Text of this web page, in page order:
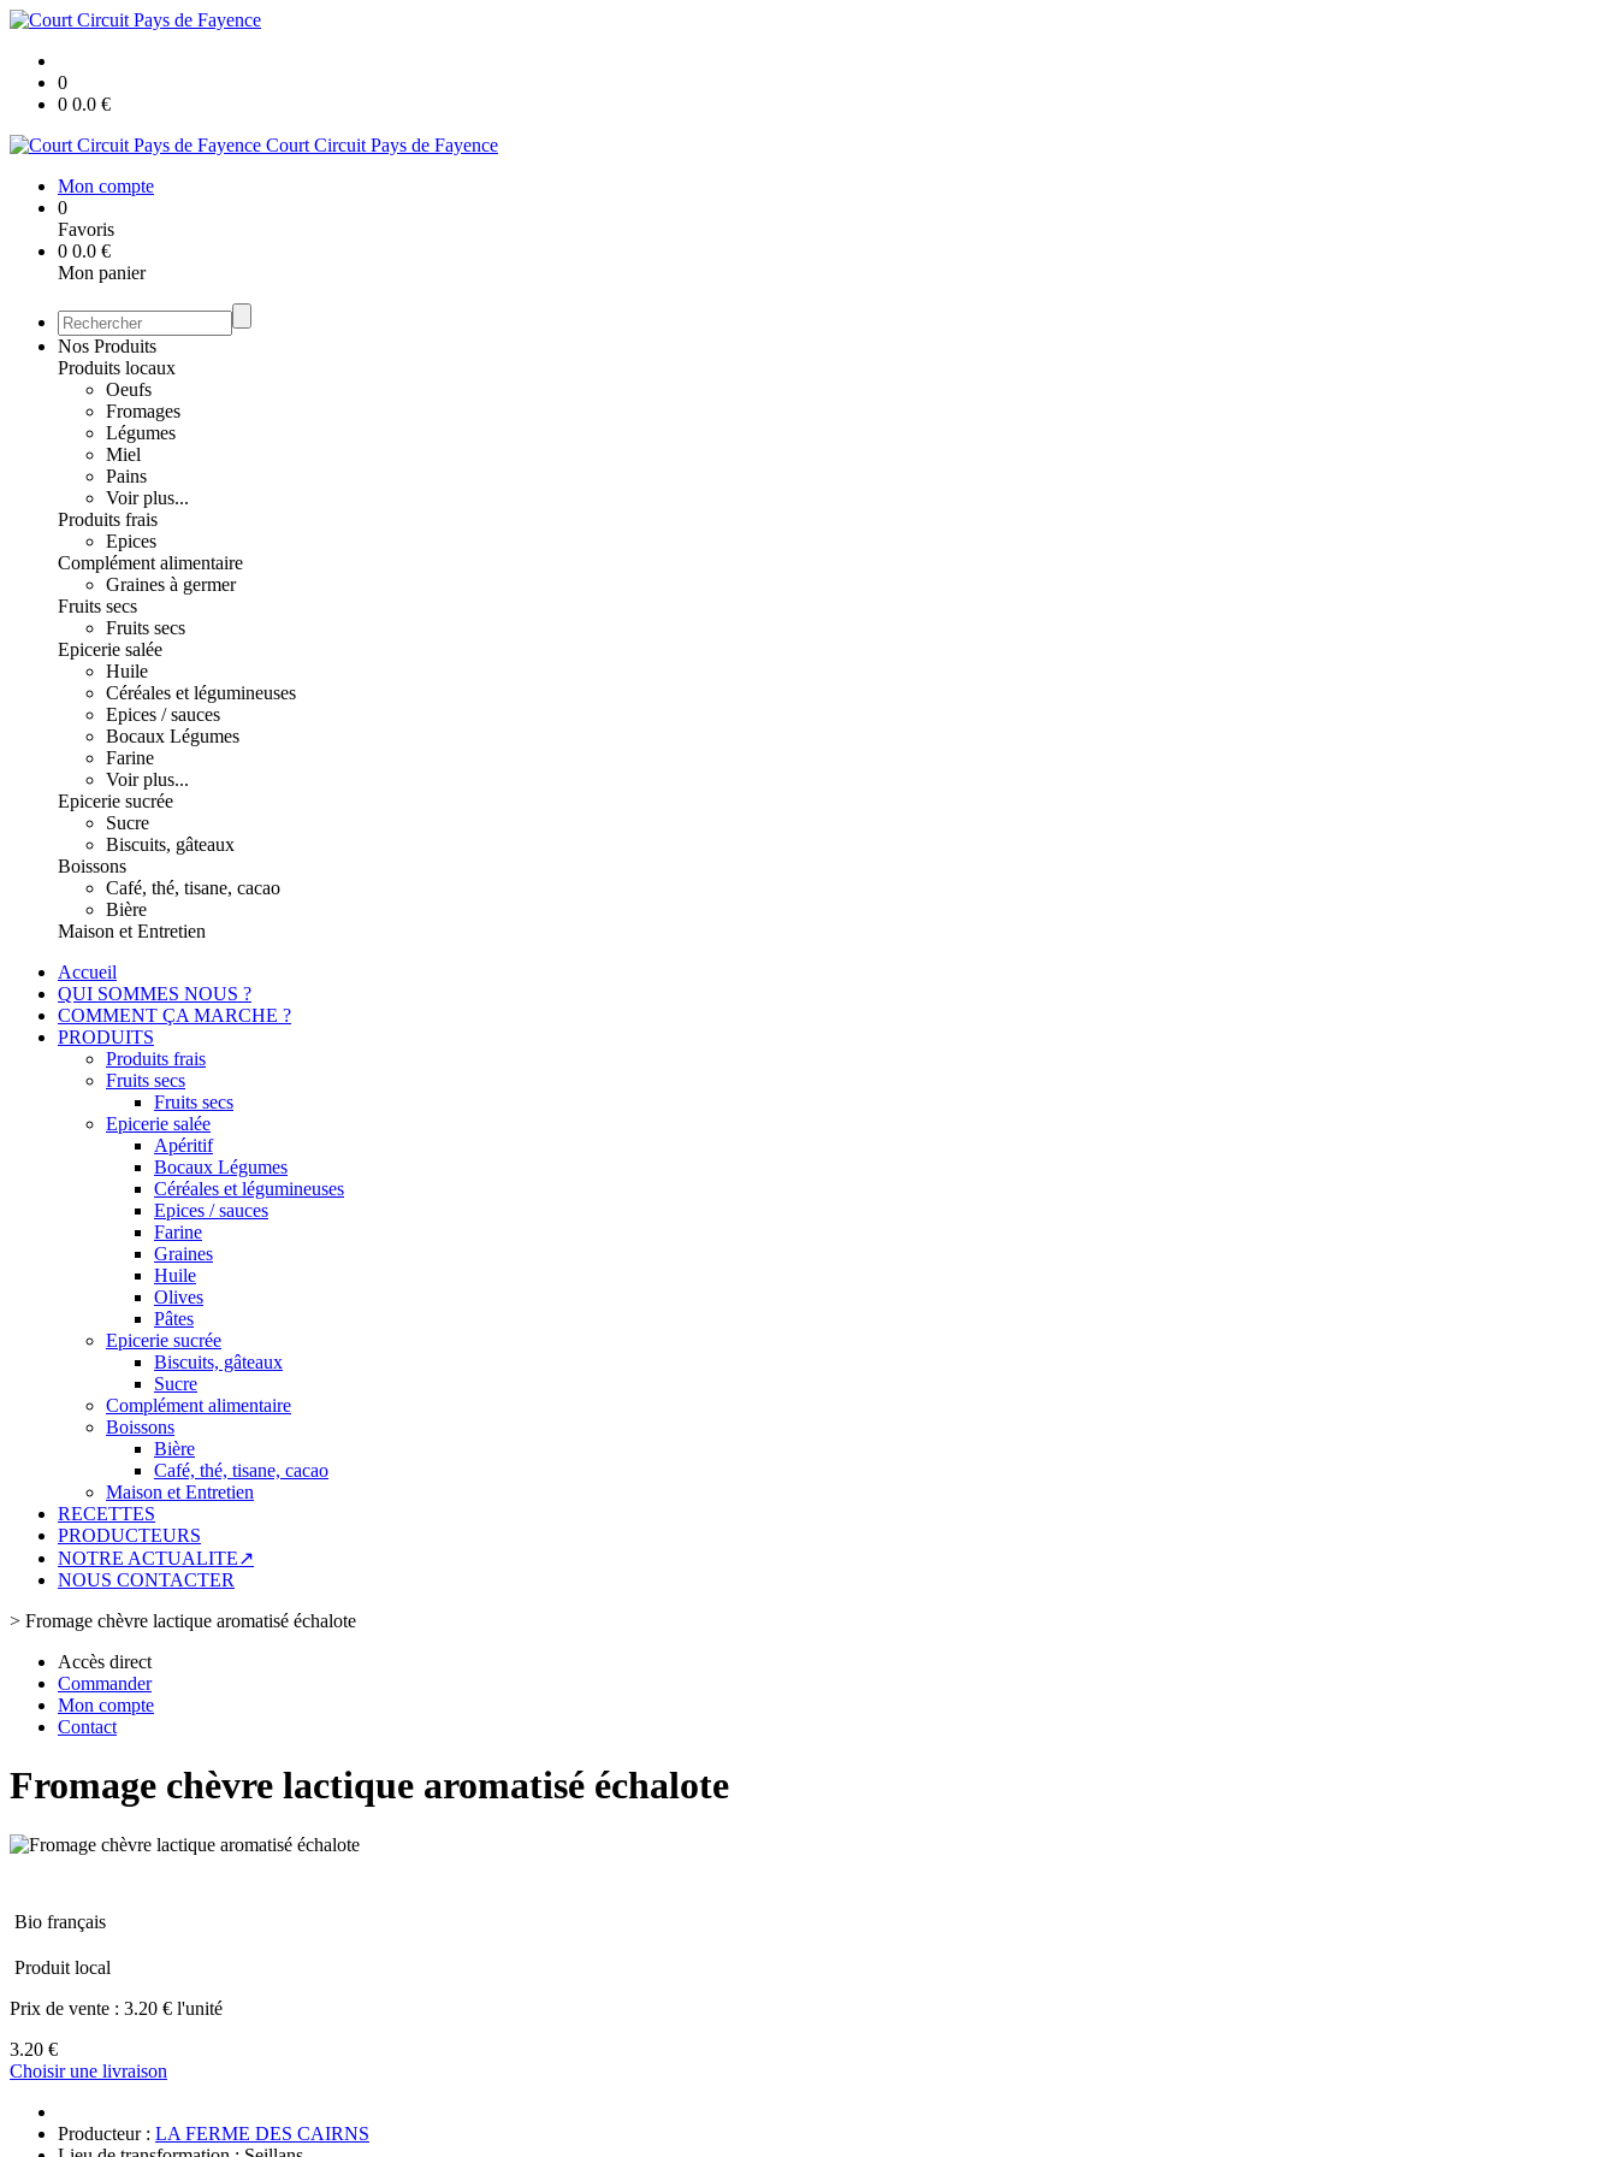
0
0 0.0 €
Court Circuit Pays de Fayence
Mon compte
0
Favoris
0 0.0 €
Mon panier
Nos Produits
Produits locaux
Oeufs
Fromages
Légumes
Miel
Pains
Voir plus...
Produits frais
Epices
Complément alimentaire
Graines à germer
Fruits secs
Fruits secs
Epicerie salée
Huile
Céréales et légumineuses
Epices / sauces
Bocaux Légumes
Farine
Voir plus...
Epicerie sucrée
Sucre
Biscuits, gâteaux
Boissons
Café, thé, tisane, cacao
Bière
Maison et Entretien
Accueil
QUI SOMMES NOUS ?
COMMENT ÇA MARCHE ?
PRODUITS
Produits frais
Fruits secs
Fruits secs
Epicerie salée
Apéritif
Bocaux Légumes
Céréales et légumineuses
Epices / sauces
Farine
Graines
Huile
Olives
Pâtes
Epicerie sucrée
Biscuits, gâteaux
Sucre
Complément alimentaire
Boissons
Bière
Café, thé, tisane, cacao
Maison et Entretien
RECETTES
PRODUCTEURS
NOTRE ACTUALITE↗
NOUS CONTACTER
> Fromage chèvre lactique aromatisé échalote
Accès direct
Commander
Mon compte
Contact
Fromage chèvre lactique aromatisé échalote
Bio français
Produit local
Prix de vente : 3.20 € l'unité
3.20 €
Choisir une livraison
Producteur : LA FERME DES CAIRNS